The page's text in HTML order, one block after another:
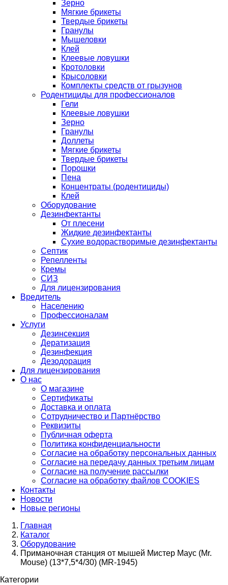
Зерно
Мягкие брикеты
Твердые брикеты
Гранулы
Мышеловки
Клей
Клеевые ловушки
Кротоловки
Крысоловки
Комплекты средств от грызунов
Родентициды для профессионалов
Гели
Клеевые ловушки
Зерно
Гранулы
Доллеты
Мягкие брикеты
Твердые брикеты
Порошки
Пена
Концентраты (родентициды)
Клей
Оборудование
Дезинфектанты
От плесени
Жидкие дезинфектанты
Сухие водорастворимые дезинфектанты
Септик
Репелленты
Кремы
СИЗ
Для лицензирования
Вредитель
Населению
Профессионалам
Услуги
Дезинсекция
Дератизация
Дезинфекция
Дезодорация
Для лицензирования
О нас
О магазине
Сертификаты
Доставка и оплата
Сотрудничество и Партнёрство
Реквизиты
Публичная оферта
Политика конфиденциальности
Согласие на обработку персональных данных
Согласие на передачу данных третьим лицам
Согласие на получение рассылки
Согласие на обработку файлов COOKIES
Контакты
Новости
Новые регионы
Главная
Каталог
Оборудование
Приманочная станция от мышей Мистер Маус (Mr.
Mouse) (13*7,5*4/30) (MR-1945)
Категории